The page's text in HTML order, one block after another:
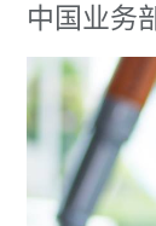
中国业务